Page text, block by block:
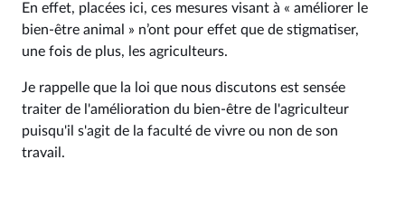
En effet, placées ici, ces mesures visant à « améliorer le
bien-être animal » n’ont pour effet que de stigmatiser,
une fois de plus, les agriculteurs.
Je rappelle que la loi que nous discutons est sensée
traiter de l'amélioration du bien-être de l'agriculteur
puisqu'il s'agit de la faculté de vivre ou non de son
travail.